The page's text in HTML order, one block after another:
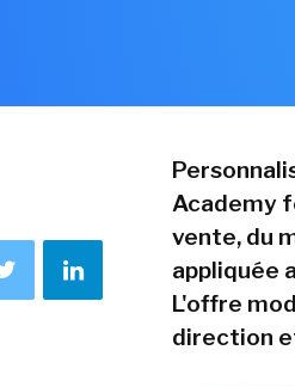
Academy
vente, du
appliquée
L'offre
direction